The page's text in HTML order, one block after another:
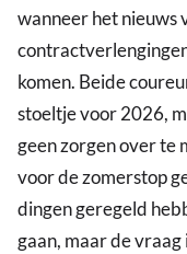
wanneer het nieuws
komen. Beide
stoeltje voor 2026,
geen zorgen over te
voor de zomerstop
dingen geregeld
gaan, maar de